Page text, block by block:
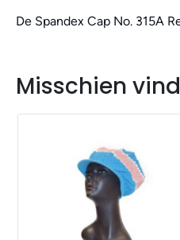
De Spandex Cap No. 315A
Misschien